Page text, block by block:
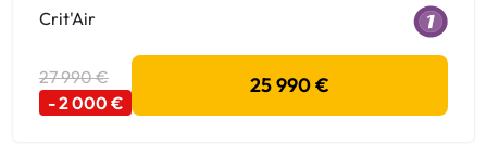
Crit'Air
27 990 €
- 2 000 €
25 990 €